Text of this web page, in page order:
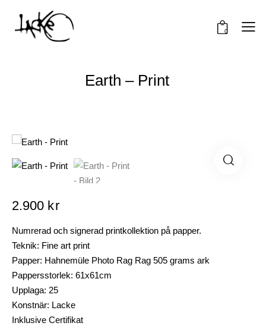
0
Earth – Print
2.900 kr
Numrerad och signerad printkollektion på papper.
Teknik: Fine art print
Papper: Hahnemüle Photo Rag Rag 505 grams ark
Pappersstorlek: 61x61cm
Upplaga: 25
Konstnär: Lacke
Inklusive Certifikat